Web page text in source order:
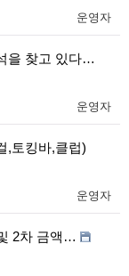
운영자
을 찾고 있다…
운영자
,토킹바,클럽)
운영자
2차 금액…